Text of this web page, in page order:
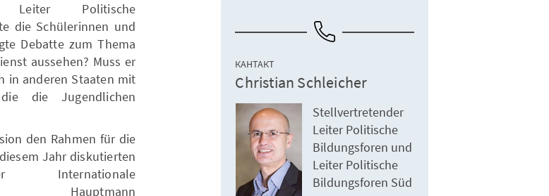
Leiter Politische
die Schülerinnen und
Debatte zum Thema
aussehen? Muss er
in anderen Staaten mit
die Jugendlichen
den Rahmen für die
Jahr diskutierten
Internationale
Hauptmann
КАНТАКТ
Christian Schleicher
Stellvertretender
Leiter Politische
Bildungsforen und
Leiter Politische
Bildungsforen Süd